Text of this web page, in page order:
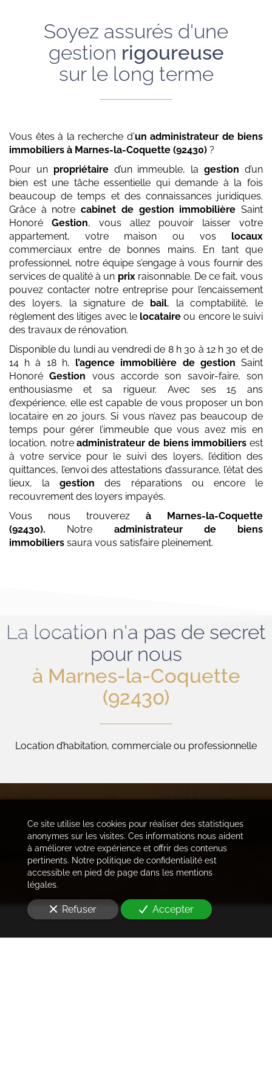
Soyez assurés d'une
gestion rigoureuse
sur le long terme
Vous êtes à la recherche d'un administrateur de biens
immobiliers à Marnes-la-Coquette (92430) ?
Pour un propriétaired’un immeuble, lagestion d’un
bien est une tâche essentielle qui demande à la fois
beaucoup de temps et des connaissances juridiques.
Grâce à notrecabinet de gestion immobilière Saint
Honoré Gestion, vous allez pouvoir laisser votre
appartement, votre maison ou vos locaux
commerciaux entre de bonnes mains. En tant que
professionnel, notre équipe s’engage à vous fournir des
services de qualité à un prixraisonnable. De ce fait, vous
pouvez contacter notre entreprise pour l’encaissement
des loyers, la signature de
bail, la comptabilité, le
règlement des litiges avec le locataire ou encore le suivi
des travaux de rénovation.
Disponible du lundi au vendredi de 8 h 30 à 12 h 30 et de
14 h à 18 h, l’agence immobilière de gestionSaint
HonoréGestion vous accorde son savoir-faire, son
enthousiasme et sa rigueur. Avec ses 15 ans
d’expérience, elle est capable de vous proposer un bon
locataire en 20 jours. Si vous n’avez pas beaucoup de
temps pour gérer l’immeuble que vous avez mis en
location, notreadministrateur de biens immobiliers est
à votre service pour le suivi des loyers, l’édition des
quittances, l’envoi des attestations d’assurance, l’état des
lieux, lagestion des réparations ou encore le
recouvrement des loyers impayés.
Vous nous trouverez à Marnes-la-Coquette
(92430). Notre administrateur de biens
immobiliers saura vous satisfaire pleinement.
La location n'a pas de secret
pour nous
à Marnes-la-Coquette
(92430)
Location d’habitation, commerciale ou professionnelle
Ce site utilise les cookies pour réaliser des statistiques
anonymes sur les visites. Ces informations nous aident
à améliorer votre expérience et offrir des contenus
pertinents. Notre politique de confidentialité est
accessible en pied de page dans les mentions
légales.
Refuser Accepter